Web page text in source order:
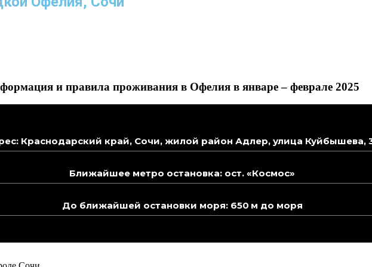
и правила проживания в Офелия в январе – феврале 2025
Краснодарский край, Сочи, жилой район Адлер, улица Куйбышева,
Ближайшее метро остановка: ост. «Космос»
До ближайшей остановки моря: 650 м до моря